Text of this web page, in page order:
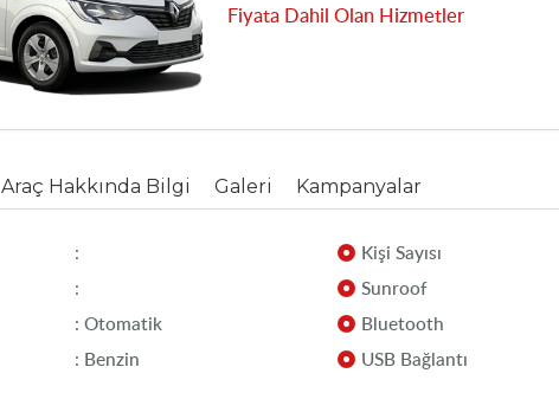
Fiyata Dahil Olan Hizmetler
Araç Hakkında Bilgi Galeri Kampanyalar
:
:
: Otomatik
: Benzin
Kişi Sayısı
Sunroof
Bluetooth
USB Bağlantı